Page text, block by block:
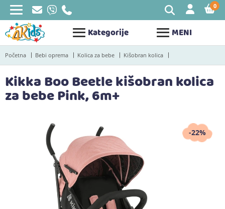
Kategorije MENI
0
Početna Bebi oprema Kolica za bebe Kišobran kolica
Kikka Boo Beetle kišobran kolica
za bebe Pink, 6m+
-22%